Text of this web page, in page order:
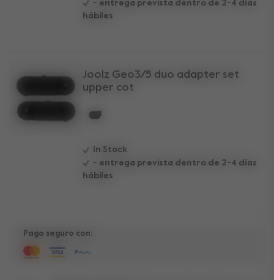
- entrega prevista dentro de 2-4 días
hábiles
Joolz Geo3/5 duo adapter set
upper cot
In Stock
- entrega prevista dentro de 2-4 días
hábiles
Pago seguro con: